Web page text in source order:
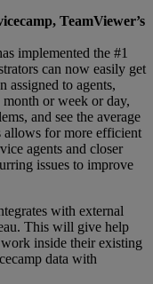
TeamViewer’s
implemented the #1
can now easily get
assigned to agents,
or week or day,
and see the average
allows for more efficient
agents and closer
issues to improve
with external
This will give help
inside their existing
data with